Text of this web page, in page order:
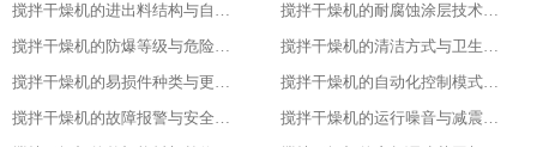
搅拌干燥机的进出料结构与自动化适配
搅拌干燥机的耐腐蚀涂层技术与应用场景
搅拌干燥机的防爆等级与危险环境适配性
搅拌干燥机的清洁方式与卫生残留标准
搅拌干燥机的易损件种类与更换周期
搅拌干燥机的自动化控制模式分类
搅拌干燥机的故障报警与安全保护功能
搅拌干燥机的运行噪音与减震措施